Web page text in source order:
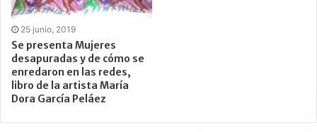
25 junio, 2019
Se presenta Mujeres
desapuradas y de cómo se
enredaron en las redes,
libro de la artista María
Dora García Peláez